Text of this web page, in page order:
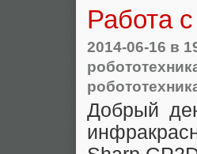
Работа
2014-06-16 в
Добрый